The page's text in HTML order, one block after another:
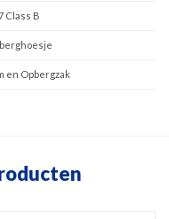
Class B
en Opbergzak